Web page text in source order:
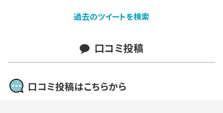
過去のツイートを検索
口コミ投稿
口コミ投稿はこちらから